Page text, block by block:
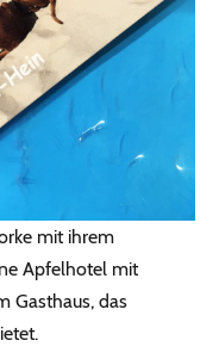
mit ihrem
Apfelhotel mit
Gasthaus, das